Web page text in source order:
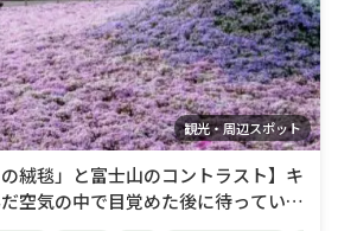
観光・周辺スポット
の絨毯」と富士山のコントラスト】キ
空気の中で目覚めた後に待っている